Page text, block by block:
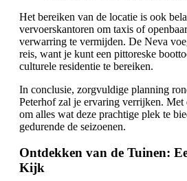
Het bereiken van de locatie is ook
vervoerskantoren om taxis of
verwarring te vermijden. De Neva
reis, want je kunt een pittoreske
culturele residentie te bereiken.
In conclusie, zorgvuldige planning
Peterhof zal je ervaring verrijken. Met
om alles wat deze prachtige plek te
gedurende de seizoenen.
Ontdekken van de Tuinen:
Kijk